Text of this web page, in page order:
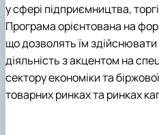
у сфері підприємництва,
Програма орієнтована на
що дозволять їм здійснювати
діяльність з акцентом на
сектору економіки та
товарних ринках та ринках